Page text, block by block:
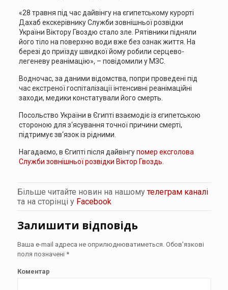
«28 травня під час дайвінгу на єгипетському курорті
Дахаб екскерівнику Служби зовнішньої розвідки
України Віктору Гвоздю стало зле. Рятівники підняли
його тіло на поверхню води вже без ознак життя. На
березі до приїзду швидкої йому робили серцево-
легеневу реанімацію», – повідомили у МЗС.
Водночас, за даними відомства, попри проведені під
час екстреної госпіталізації інтенсивні реанімаційні
заходи, медики констатували його смерть.
Посольство України в Єгипті взаємодіє із єгипетською
стороною для з‘ясування точної причини смерті,
підтримує зв‘язок із рідними.
Нагадаємо, в Єгипті після дайвінгупомер ексголова
Служби зовнішньої розвідки Віктор Гвоздь
Більше читайте новин на нашомутелеграм каналі
та на сторінці у Facebook
Залишити відповідь
Ваша e-mail адреса не оприлюднюватиметься. Обов’язкові
поля позначені *
Коментар